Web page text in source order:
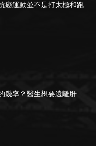
癌運動並不是打太極和跑
幾率？醫生想要遠離肝